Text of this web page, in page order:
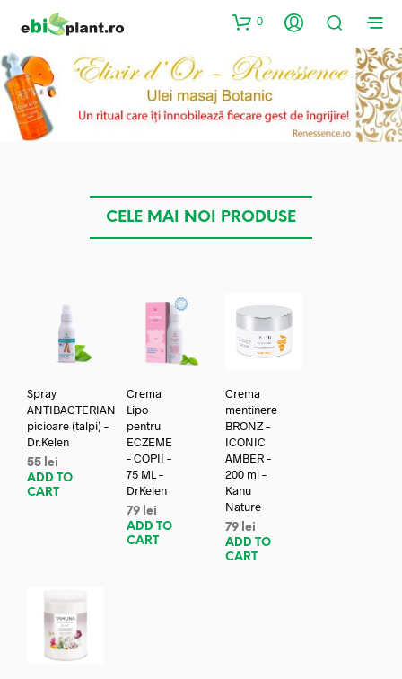
0
CELE MAI NOI PRODUSE
Spray
ANTIBACTERIAN
picioare (talpi) –
Dr.Kelen
55 lei
ADD TO
CART
Crema
Lipo
pentru
ECZEME
– COPII –
75 ML –
DrKelen
79 lei
ADD TO
CART
Crema
mentinere
BRONZ –
ICONIC
AMBER –
200 ml –
Kanu
Nature
79 lei
ADD TO
CART